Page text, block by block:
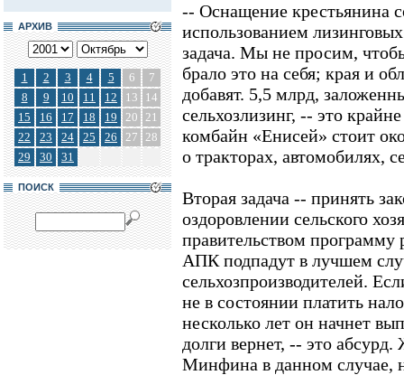
АРХИВ
1 2 3 4 5 6
7
8
9 10 11 12 13
14
15
16 17 18 19 20 21
22
23 24 25 26 27 28
29
30 31
ПОИСК
-- Оснащение крестьянина
использованием
задача. Мы не просим,
брало это на себя; края и
добавят. 5,5 млрд,
сельхозлизинг, -- это
комбайн «Енисей» стоит
о тракторах, автомобилях,
Вторая задача -- принять
оздоровлении сельского
правительством программу
АПК подпадут в лучшем
сельхозпроизводителей.
не в состоянии платить
несколько лет он начнет
долги вернет, -- это
Минфина в данном случае,